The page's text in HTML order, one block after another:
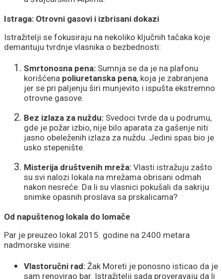
Istraga: Otrovni gasovi i izbrisani dokazi
Istražitelji se fokusiraju na nekoliko ključnih tačaka koje
demantuju tvrdnje vlasnika o bezbednosti:
Smrtonosna pena: Sumnja se da je na plafonu
korišćena poliuretanska pena, koja je zabranjena
jer se pri paljenju širi munjevito i ispušta ekstremno
otrovne gasove.
Bez izlaza za nuždu: Svedoci tvrde da u podrumu,
gde je požar izbio, nije bilo aparata za gašenje niti
jasno obeleženih izlaza za nuždu. Jedini spas bio je
usko stepenište.
Misterija društvenih mreža: Vlasti istražuju zašto
su svi nalozi lokala na mrežama obrisani odmah
nakon nesreće. Da li su vlasnici pokušali da sakriju
snimke opasnih proslava sa prskalicama?
Od napuštenog lokala do lomače
Par je preuzeo lokal 2015. godine na 2400 metara
nadmorske visine:
Vlastoručni rad: Žak Moreti je ponosno isticao da je
sam renovirao bar. Istražitelji sada proveravaju da li